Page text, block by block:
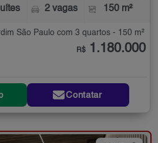
2 vagas 150 m²
São Paulo com 3 quartos - 150 m²
R$ 1.180.000
Contatar